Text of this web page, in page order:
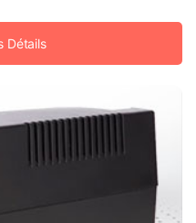
Détails
VA / 415 Watts
(80~150V) – 230/240V